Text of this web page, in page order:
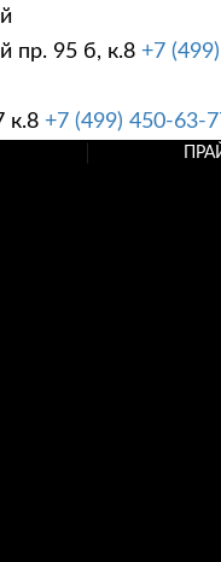
пр. 95 б, к.8 +7
к.8 +7 (499) 450-63-